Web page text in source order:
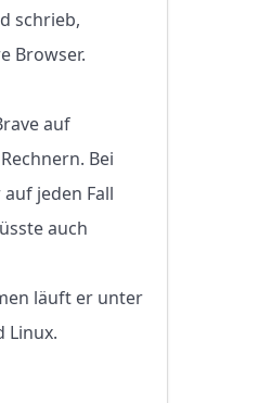
schrieb,
Browser.
auf
Bei
jeden Fall
auch
läuft er unter
Linux.